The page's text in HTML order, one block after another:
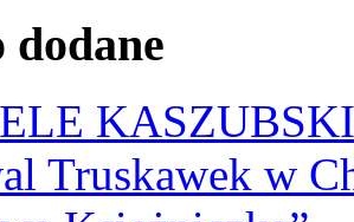
dodane
Truskawek w